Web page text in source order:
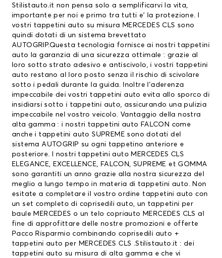
Stilistauto.it non pensa solo a semplificarvi la vita,
importante per noi e primo tra tutti e’ la protezione. I
vostri tappetini auto su misura MERCEDES CLS sono
quindi dotati di un sistema brevettato
AUTOGRIP.Questa tecnologia fornisce ai nostri tappetini
auto la garanzia di una sicurezza ottimale : grazie al
loro sotto strato adesivo e antiscivolo, i vostri tappetini
auto restano al loro posto senza il rischio di scivolare
sotto i pedali durante la guida. Inoltre l’aderenza
impeccabile dei vostri tappetini auto evita allo sporco di
insidiarsi sotto i tappetini auto, assicurando una pulizia
impeccabile nel vostro veicolo. Vantaggio della nostra
alta gamma : i nostri tappetini auto FALCON come
anche i tappetini auto SUPREME sono dotati del
sistema AUTOGRIP su ogni tappetino anteriore e
posteriore. I nostri tappetini auto MERCEDES CLS
ELEGANCE, EXCELLENCE, FALCON, SUPREME et GOMMA
sono garantiti un anno grazie alla nostra sicurezza del
meglio a lungo tempo in materia di tappetini auto. Non
esitate a completare il vostro ordine tappetini auto con
un set completo di coprisedili auto, un tappetini per
baule MERCEDES o un telo copriauto MERCEDES CLS al
fine di approfittare delle nostre promozioni e offerte
Pacco Risparmio combinando coprisedili auto +
tappetini auto per MERCEDES CLS .Stilistauto.it : dei
tappetini auto su misura di alta gamma e che vi